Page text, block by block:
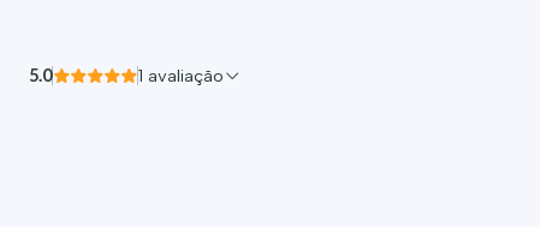
5.0 1 avaliação